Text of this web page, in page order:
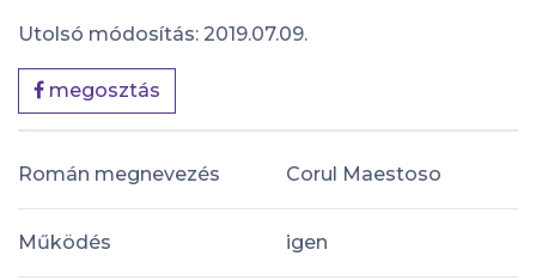
Utolsó módosítás: 2019.07.09.
megosztás
Román megnevezés Corul Maestoso
Működés igen